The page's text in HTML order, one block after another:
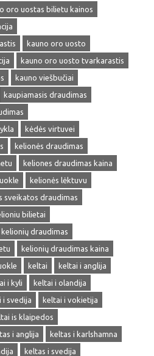
oro uostas bilietu kainos
kauno oro uosto
kauno oro uosto tvarkarastis
kauno viešbučiai
kaupiamasis draudimas
kėdės virtuvei
kelionės draudimas
keliones draudimas kaina
kelionės lėktuvu
sveikatos draudimas
bilietai
kelionių draudimas
kelionių draudimas kaina
keltai
keltai i anglija
i kyli
keltai i olandija
i svedija
keltai i vokietija
is klaipedos
i anglija
keltas i karlshamna
keltas i svedija